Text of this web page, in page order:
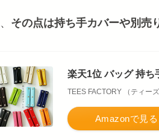
その点は持ち手カバーや別売
楽天1位 バッグ 持
TEES FACTORY （ティーズ
Amazonで見る